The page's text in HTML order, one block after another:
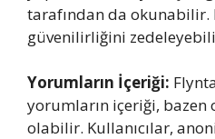
tarafından da
güvenilirliğini
Yorumların İçeriği:
yorumların içeriği, bazen
olabilir. Kullanıcılar,